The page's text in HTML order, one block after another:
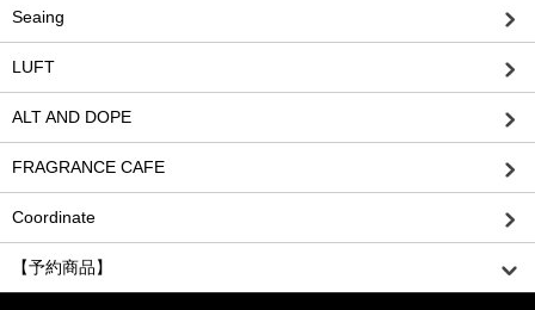
Seaing
LUFT
ALT AND DOPE
FRAGRANCE CAFE
Coordinate
【予約商品】